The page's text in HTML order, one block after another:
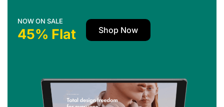
NOW ON SALE
45% Flat Shop Now